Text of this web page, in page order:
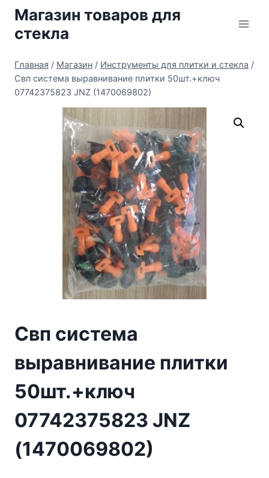
Перейти
содержимому
Магазин товаров для
стекла
Главная / Магазин / Инструменты для плитки и стекла /
Свп система выравнивание плитки 50шт.+ключ
07742375823 JNZ (1470069802)
Свп система
выравнивание плитки
50шт.+ключ
07742375823 JNZ
(1470069802)